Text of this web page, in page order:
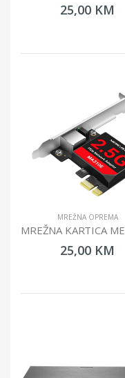
25,00 KM
MREŽNA OPREMA
25,00 KM